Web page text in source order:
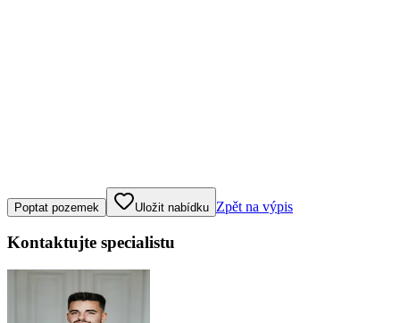
Klepněte nebo klikněte pro ovládání mapy
Poptat pozemek Uložit nabídku Zpět na výpis
Kontaktujte specialistu